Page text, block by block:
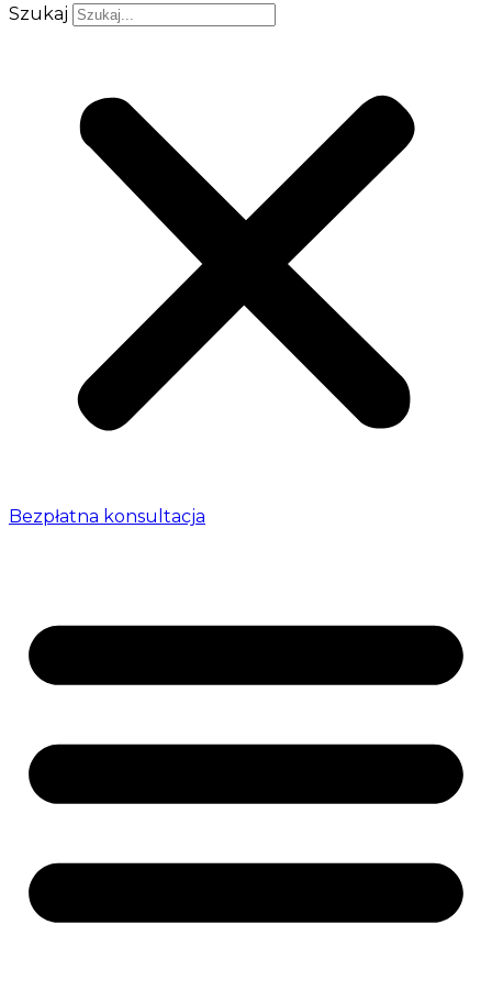
Szukaj
Bezpłatna konsultacja